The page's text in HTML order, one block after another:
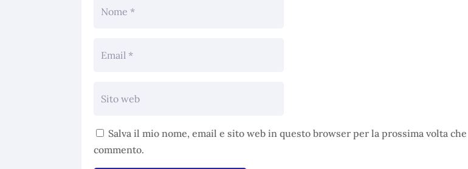
Salva il mio nome, email e sito web in questo browser per la prossima volta che
commento.